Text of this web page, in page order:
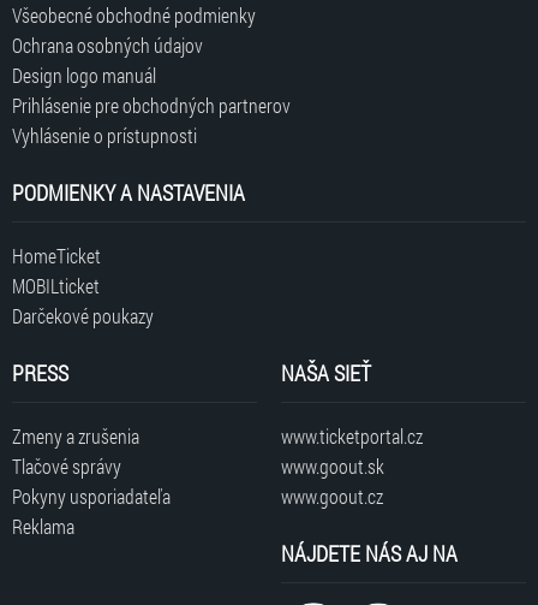
Všeobecné obchodné podmienky
Ochrana osobných údajov
Design logo manuál
Prihlásenie pre obchodných partnerov
Vyhlásenie o prístupnosti
PODMIENKY A NASTAVENIA
HomeTicket
MOBILticket
Darčekové poukazy
PRESS
Zmeny a zrušenia
Tlačové správy
Pokyny usporiadateľa
Reklama
NAŠA SIEŤ
www.ticketportal.cz
www.goout.sk
www.goout.cz
NÁJDETE NÁS AJ NA